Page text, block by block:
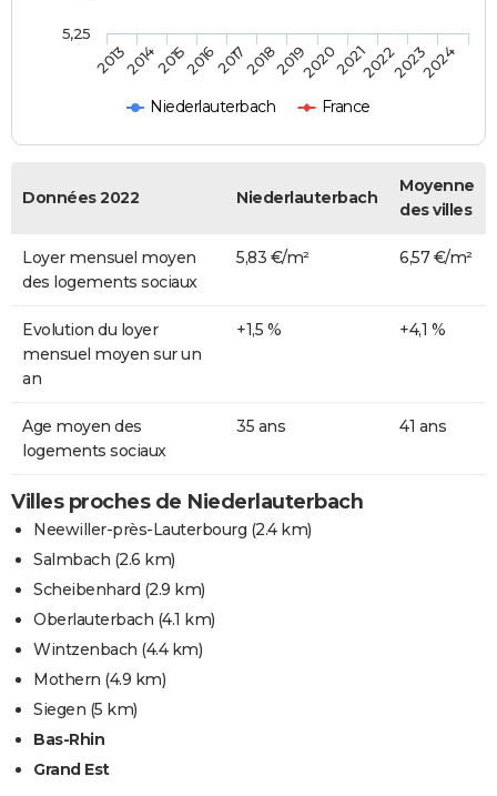
Niederlauterbach France
201320142015201620172018201920202021202220232024
5,25
Données 2022 Niederlauterbach
Moyenne
des villes
Loyer mensuel moyen
des logements sociaux
5,83 €/m² 6,57 €/m²
Evolution du loyer
mensuel moyen sur un
an
+1,5 % +4,1 %
Age moyen des
logements sociaux
35 ans 41 ans
Villes proches de Niederlauterbach
Neewiller-près-Lauterbourg (2.4 km)
Salmbach (2.6 km)
Scheibenhard (2.9 km)
Oberlauterbach (4.1 km)
Wintzenbach (4.4 km)
Mothern (4.9 km)
Siegen (5 km)
Bas-Rhin
Grand Est